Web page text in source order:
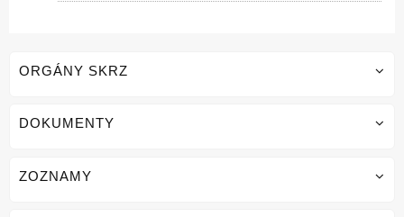
ORGÁNY SKRZ
DOKUMENTY
ZOZNAMY